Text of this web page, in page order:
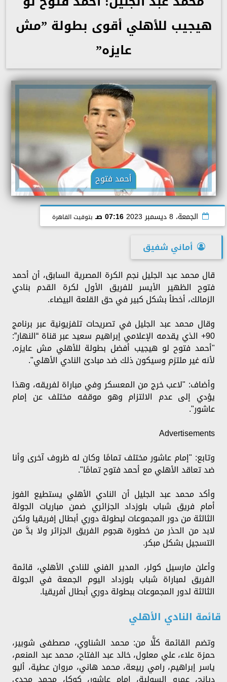
هيجيب للأهلي أقوى بطولة ”مش
عايزه”
أحمد فتوح
الجمعة، 8 ديسمبر 2023 07:16 صـ بتوقيت القاهرة
أماني شفيق
قال محمد عبد الجليل نجم الكرة المصرية السابق، أن أحمد
فتوح الظهير الأيسر للفريق الأول لكرة القدم بنادي
الزمالك، أخطأ بشكل كبير في حق القلعة البيضاء.
وقال محمد عبد الجليل في تصريحات تلفزيونية عبر برنامج
90+ الذي يقدمه الإعلامي إبراهيم سعيد عبر قناة “النهار”:
"أحمد فتوح لو هيجيب أفضل بطولة للأهلي مش عايزه,
لأنه غير ملتزم وسيكون ذلك ضد مبادئ النادي الأهلي".
وأضاف: "لاعب خرج من المعسكر وفي مباراة لفريقه، وهذا
يؤدي إلى عدم الالتزام وهو موقفه مختلف عن إمام
عاشور".
Advertisements
وتابع: "إمام عاشور مختلف تمامًا وكان له ظروف آخرى وأنا
ضد تعاقد الأهلي مع أحمد فتوح تمامًا".
وأكد محمد عبد الجليل أن النادي الأهلي يستطيع الفوز
أمام فريق شباب بلوزداد الجزائري ضمن مباريات الجولة
الثالثة من دور المجموعات لبطولة دوري أبطال إفريقيا ولكن
لابد من الحذر من خطورة هجوم الفريق الجزائر ولا بدَّ من
التسجيل بشكل مبكر.
وأعلن مارسيل كولر، المدير الفني للنادي الأهلي، قائمة
الفريق لمباراة شباب بلوزداد اليوم الجمعة في الجولة
الثالثة لدور المجموعات ببطولة دوري أبطال أفريقيا.
قائمة النادي الأهلي
وتضم القائمة كلًّا من: محمد الشناوي، مصطفى شوبير،
حمزة علاء، علي معلول، خالد عبد الفتاح، محمد عبد المنعم،
ياسر إبراهيم، رامي ربيعة، محمد هاني، مروان عطية، أليو